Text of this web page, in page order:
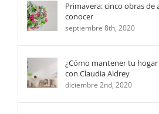
Primavera: cinco obras de
conocer
septiembre 8th, 2020
¿Cómo mantener tu
con Claudia Aldrey
diciembre 2nd, 2020